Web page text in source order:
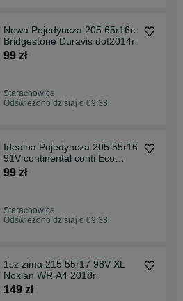
Nowa Pojedyncza 205 65r16c
Bridgestone Duravis dot2014r
99 zł
Starachowice
Odświeżono dzisiaj o 09:33
Idealna Pojedyncza 205 55r16
91V continental conti Eco
contact 5
99 zł
Starachowice
Odświeżono dzisiaj o 09:33
1sz zima 215 55r17 98V XL
Nokian WR A4 2018r
149 zł